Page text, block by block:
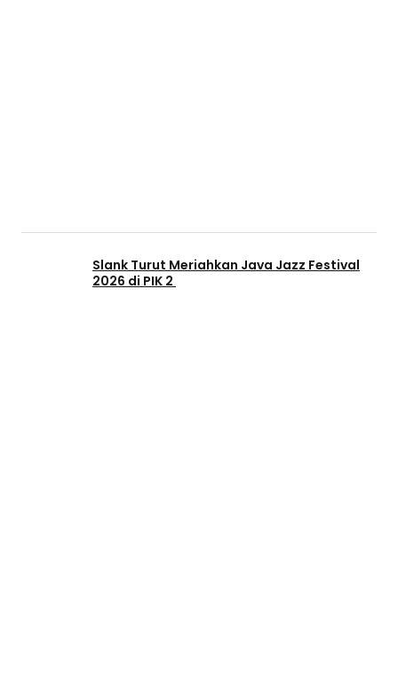
Slank Turut Meriahkan Java Jazz Festival
2026 di PIK 2